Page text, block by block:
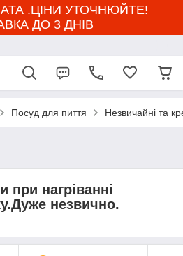
.ЦІНИ УТОЧНЮЙТЕ!
ДО 3 ДНІВ
Посуд для пиття Незвичайні та
нагріванні
незвично.